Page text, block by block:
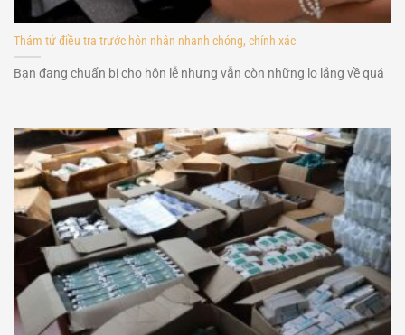
Thám tử điều tra trước hôn nhân nhanh chóng, chính xác
Bạn đang chuẩn bị cho hôn lễ nhưng vẫn còn những lo lắng về quá